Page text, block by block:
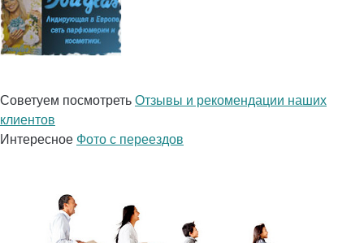
Советуем посмотреть Отзывы и рекомендации наших
клиентов
Интересное Фото с переездов